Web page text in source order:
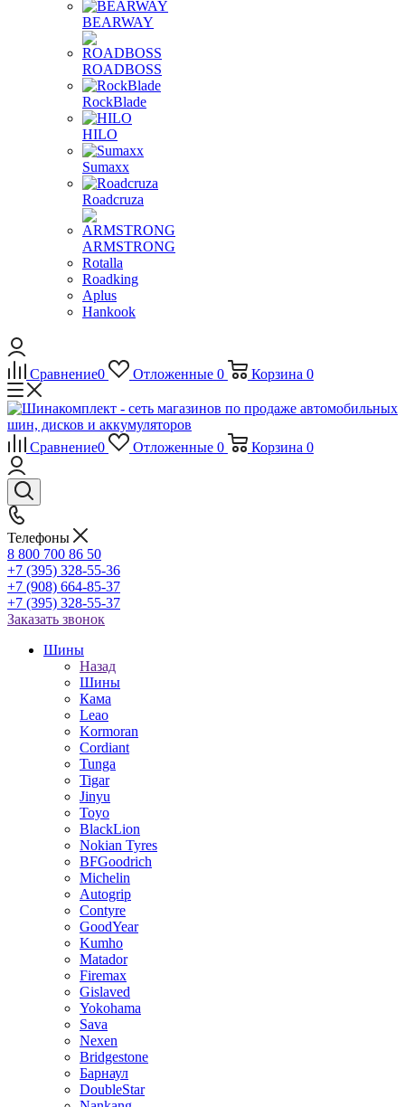
BEARWAY
ROADBOSS
RockBlade
HILO
Sumaxx
Roadcruza
ARMSTRONG
Rotalla
Roadking
Aplus
Hankook
Сравнение0 Отложенные 0 Корзина 0
Сравнение0 Отложенные 0 Корзина 0
Телефоны
8 800 700 86 50
+7 (395) 328-55-36
+7 (908) 664-85-37
+7 (395) 328-55-37
Заказать звонок
Шины
Назад
Шины
Кама
Leao
Kormoran
Cordiant
Tunga
Tigar
Jinyu
Toyo
BlackLion
Nokian Tyres
BFGoodrich
Michelin
Autogrip
Contyre
GoodYear
Kumho
Matador
Firemax
Gislaved
Yokohama
Sava
Nexen
Bridgestone
Барнаул
DoubleStar